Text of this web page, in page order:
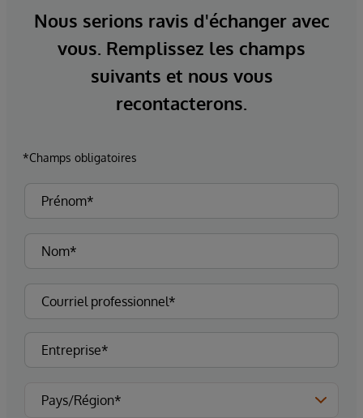
Nous serions ravis d'échanger avec
vous. Remplissez les champs
suivants et nous vous
recontacterons.
*Champs obligatoires